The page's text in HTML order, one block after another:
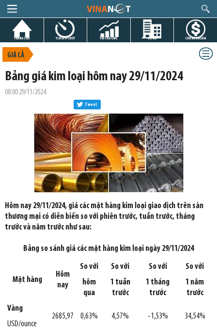
TRANG CHỦ TIN GIỜ CHÓT THỊ TRƯỜNG DỰ ÁN CHỨNG KHOÁN
GIÁ CẢ
Bảng giá kim loại hôm nay 29/11/2024
08:00 29/11/2024
Tweet
Hôm nay 29/11/2024, giá các mặt hàng kim loại giao dịch trên sàn
thương mại có diễn biến so với phiên trước, tuần trước, tháng
trước và năm trước như sau:
Bảng so sánh giá các mặt hàng kim loại ngày 29/11/2024
Mặt hàng
Hôm
nay
So với
hôm
qua
So với
1 tuần
trước
So với
1 tháng
trước
So với
1 năm
trước
Vàng
USD/ounce
2685,97 0,63% 4,57% -1,53% 34,54%